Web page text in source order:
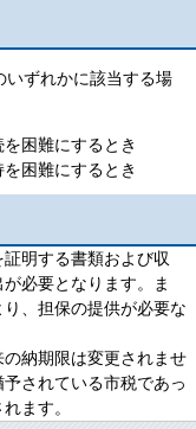
いずれかに該当する場
困難にするとき
困難にするとき
明する書類および収
必要となります。ま
、担保の提供が必要な
納期限は変更されませ
されている市税であっ
れます。